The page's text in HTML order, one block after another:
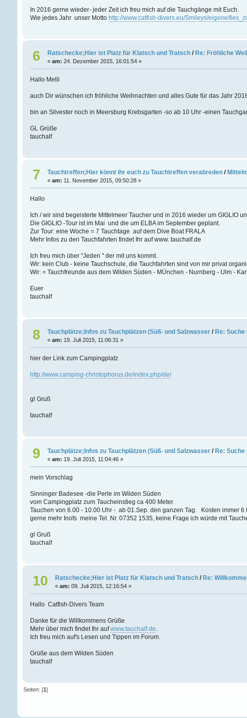
In 2016 gerne wieder- jeder Zeit ich freu mich auf die Tauchgänge mit Euch.
Wie jedes Jahr unser Motto http://www.catfish-divers.eu/Smileys/eigene/
6 Ratschecke;Hier ist Platz für Klatsch und Tratsch/ Re: Fröhliche
« am: 24. Dezember 2015, 16:01:54 »
Hallo Melli
auch Dir wünschen ich fröhliche Weihnachten und alles Gute für das Jahr
bin an Silvester noch in Meersburg Krebsgarten -so ab 10 Uhr -einen
GL Grüße
tauchalf
7 Tauchtreffen;Hier könnt ihr euch zu Tauchtreffen verabreden/
« am: 11. November 2015, 09:50:28 »
Hallo
Ich / wir sind begeisterte Mittelmeer Taucher und in 2016 wieder um GIGLIO
Die GIGLIO -Tour ist im Mai und die um ELBA im September geplant.
Zur Tour: eine Woche = 7 Tauchtage auf dem Dive Boat FRALA
Mehr Infos zu den Tauchfahrten findet Ihr auf www. tauchalf.de
Ich freu mich über "Jeden " der mit uns kommt.
Wir: kein Club - keine Tauchschule, die Tauchfahrten sind von mir privat
Wir: = Tauchfreunde aus dem Wilden Süden - MÜnchen - Nurnberg - Ulm -
Euer
tauchalf
8 Tauchplätze;Infos zu Tauchplätzen (Süß- und Salzwasser/ Re:
« am: 19. Juli 2015, 11:06:31 »
hier der Link zum Campingplatz
http://www.camping-christophorus.de/index.php/de/
gl Gruß
tauchalf
9 Tauchplätze;Infos zu Tauchplätzen (Süß- und Salzwasser/Re: Suche
« am: 19. Juli 2015, 11:04:46 »
mein Vorschlag
Sinninger Badesee -die Perle im Wilden Süden
vom Campingplatz zum Taucheinstieg ca 400 Meter.
Tauchen von 6.00 - 10.00 Uhr - ab 01.Sep. den ganzen Tag. Kosten immer 6
gerne mehr Inofs meine Tel. Nr. 07352 1535, keine Frage ich würde mit
gl Gruß
tauchalf
10 Ratschecke;Hier ist Platz für Klatsch und Tratsch/ Re:
« am: 09. Juli 2015, 12:16:54 »
Hallo Catfish-Divers Team
Danke für die Willkommens Grüße
Mehr über mich findet Ihr aufwww.tauchalf.de.
Ich freu mich auf's Lesen und Tippen im Forum.
Grüße aus dem Wilden Süden
tauchalf
Seiten: [1]